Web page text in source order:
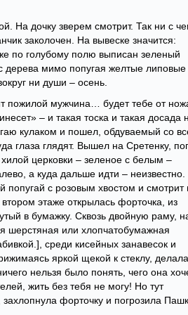
На дочку зверем смотрит. Так ни с
заколочен. На вывеске значится:
по голубому полю выписан зеленый
дерева мимо попугая желтые липовые
ни души – осень.
пожилой мужчина… будет тебе от
– и такая тоска и такая досада
кулаком и пошел, обдуваемый со
глаза глядят. Вышел на Сретенку,
церковки – зеленое с белым –
а куда дальше идти – неизвестно.
с розовым хвостом и смотрит
этаже открылась форточка, из
в бумажку. Сквозь двойную раму,
шерстяная или хлопчатобумажная
среди кисейных занавесок и
яркой щекой к стеклу, делала
нельзя было понять, чего она
жить без тебя не могу! Но тут
форточку и погрозила